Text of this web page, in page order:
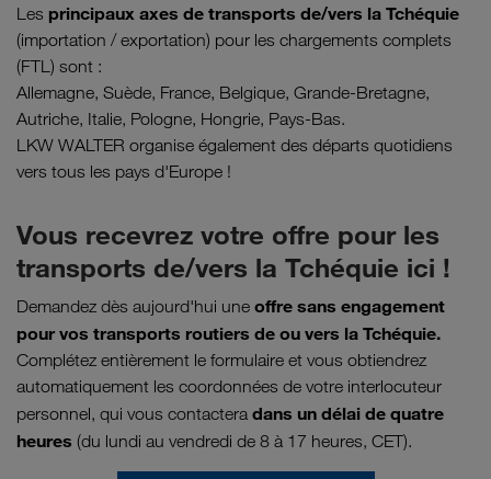
Les principaux axes de transports de/vers la Tchéquie
(importation / exportation) pour les chargements complets
(FTL) sont :
Allemagne, Suède, France, Belgique, Grande-Bretagne,
Autriche, Italie, Pologne, Hongrie, Pays-Bas.
LKW WALTER organise également des départs quotidiens
vers tous les pays d'Europe !
Vous recevrez votre offre pour les
transports de/vers la Tchéquie ici !
Demandez dès aujourd'hui une offre sans engagement
pour vos transports routiers de ou vers la Tchéquie.
Complétez entièrement le formulaire et vous obtiendrez
automatiquement les coordonnées de votre interlocuteur
personnel, qui vous contactera dans un délai de quatre
heures (du lundi au vendredi de 8 à 17 heures, CET).